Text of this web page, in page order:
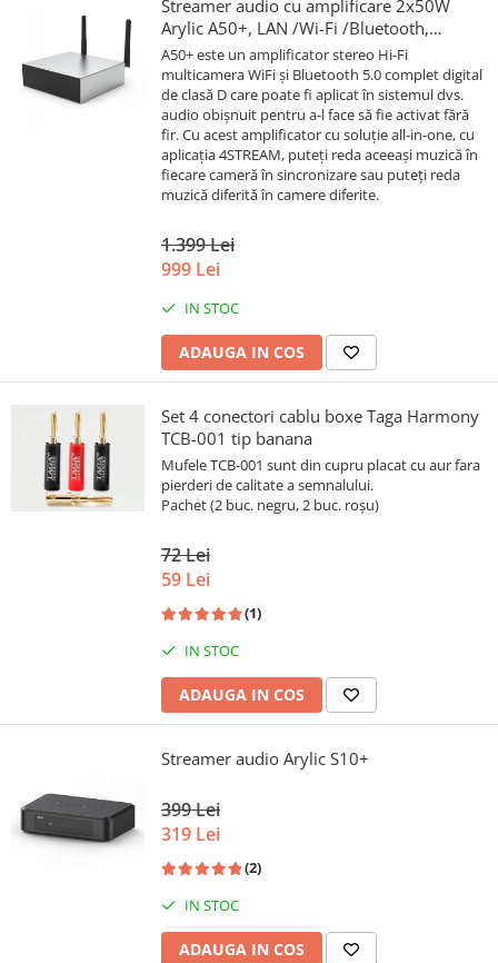
Streamer audio cu amplificare 2x50W
Arylic A50+, LAN /Wi-Fi /Bluetooth,
24bit/192kHz, Multiroom
A50+ este un amplificator stereo Hi-Fi
multicamera WiFi și Bluetooth 5.0 complet digital
de clasă D care poate fi aplicat în sistemul dvs.
audio obișnuit pentru a-l face să fie activat fără
fir. Cu acest amplificator cu soluție all-in-one, cu
aplicația 4STREAM, puteți reda aceeași muzică în
fiecare cameră în sincronizare sau puteți reda
muzică diferită în camere diferite.
1.399 Lei
999 Lei
IN STOC
ADAUGA IN COS
Set 4 conectori cablu boxe Taga Harmony
TCB-001 tip banana
Mufele TCB-001 sunt din cupru placat cu aur fara
pierderi de calitate a semnalului.
Pachet (2 buc. negru, 2 buc. roșu)
72 Lei
59 Lei
(1)
IN STOC
ADAUGA IN COS
Streamer audio Arylic S10+
399 Lei
319 Lei
(2)
IN STOC
ADAUGA IN COS